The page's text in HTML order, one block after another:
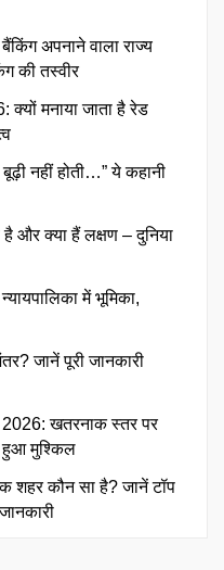
अपनाने वाला राज्य
की तस्वीर
मनाया जाता है रेड
नहीं होती…” ये कहानी
और क्या हैं लक्षण – दुनिया
में भूमिका,
जानें पूरी जानकारी
खतरनाक स्तर पर
हुआ मुश्किल
शहर कौन सा है? जानें टॉप